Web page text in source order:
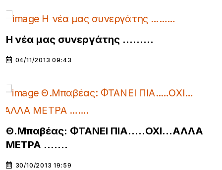
Η νέα μας συνεργάτης ………
04/11/2013 09:43
Θ.Μπαβέας: ΦΤΑΝΕΙ ΠΙΑ..…ΟΧΙ…ΑΛΛΑ
ΜΕΤΡΑ …….
30/10/2013 19:59